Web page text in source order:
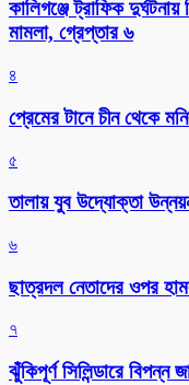
কালিগঞ্জে ট্রাফিক
মামলা, গ্রেপ্তার ৬
৪
প্রেমের টানে চীন থেকে
৫
তালায় যুব উদ্যোক্তা
৬
ছাত্রদল নেতাদের ওপর
৭
ঝুঁকিপূর্ণ সিলিন্ডারে বিপন্ন